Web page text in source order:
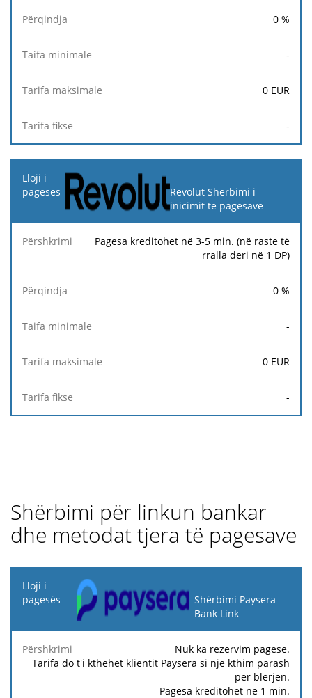
0 %
-
0 EUR
-
Revolut Shërbimi i
inicimit të pagesave
Pagesa kreditohet në 3-5 min. (në raste të
rralla deri në 1 DP)
0 %
-
0 EUR
-
Shërbimi për linkun bankar
dhe metodat tjera të pagesave
Lloji i
pagesës
Tarifa
minimale
Tarifa
maksimale
Shërbimi Paysera
Bank Link
Nuk ka rezervim pagese.
Tarifa do t'i kthehet klientit Paysera si një kthim parash
për blerjen.
Pagesa kreditohet në 1 min.